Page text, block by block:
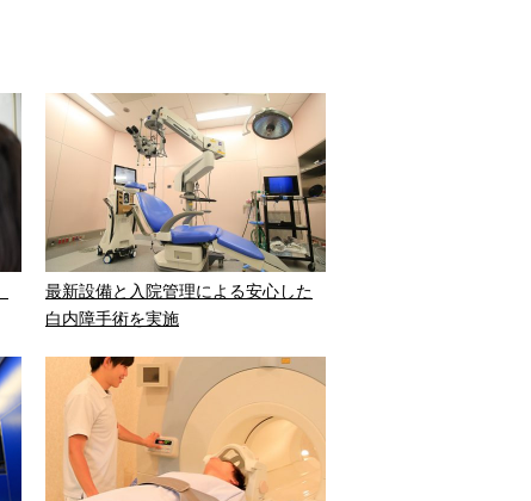
最新設備と入院管理による安心した
白内障手術を実施